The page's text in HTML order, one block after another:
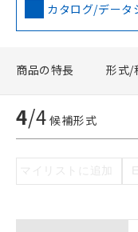
カタログ/データ
商品の特長 形式/
4/4 候補形式
マイリストに追加
ご利用
以下の条件を